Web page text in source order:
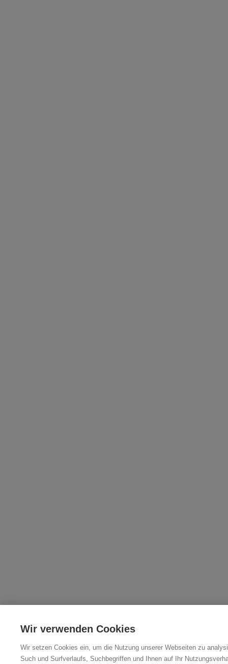
Wir verwenden Cookies
Wir setzen Cookies ein, um die Nutzung unserer Webseiten zu
Such und Surfverlaufs, Suchbegriffen und Ihnen auf Ihr